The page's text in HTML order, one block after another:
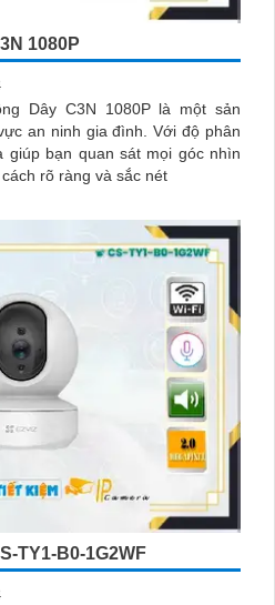
1080P
Dây C3N 1080P là một sản
gia đình. Với độ phân
giúp bạn quan sát mọi góc nhìn
rõ ràng và sắc nét
TY1-B0-1G2WF